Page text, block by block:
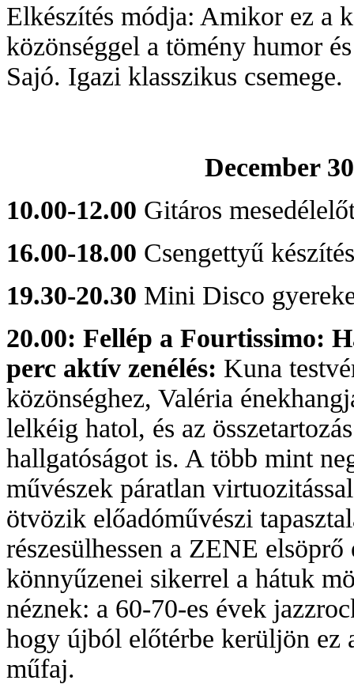
Elkészítés módja: Amikor ez a
közönséggel a tömény humor
Sajó. Igazi klasszikus csemege.
December
10.00-12.00 Gitáros
16.00-18.00 Csengettyű készítés
19.30-20.30 Mini Disco
20.00: Fellép a Fourtissimo:
perc aktív zenélés: Kuna
közönséghez, Valéria
lelkéig hatol, és az
hallgatóságot is. A több mint
művészek páratlan
ötvözik előadóművészi
részesülhessen a ZENE
könnyűzenei sikerrel a hátuk
néznek: a 60-70-es évek
hogy újból előtérbe kerüljön ez
műfaj.